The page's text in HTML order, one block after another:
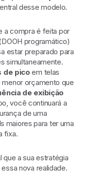
desse modelo.
a compra é feita por
programático)
estar preparado para
simultaneamente.
de pico em telas
orçamento que
de exibição
você continuará a
de uma
maiores para ter uma
fixa.
que a sua estratégia
nova realidade.